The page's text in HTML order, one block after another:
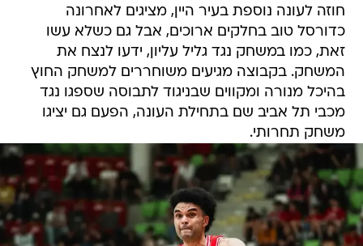
חוזה לעונה נוספת בעיר היין, מציגים לאחרונה
כדורסל טוב בחלקים ארוכים, אבל גם כשלא עשו
זאת, כמו במשחק נגד גליל עליון, ידעו לנצח את
המשחק. בקבוצה מגיעים משוחררים למשחק החוץ
בהיכל מנורה ומקווים שבניגוד לתבוסה שספגו נגד
מכבי תל אביב שם בתחילת העונה, הפעם גם יציגו
משחק תחרותי.